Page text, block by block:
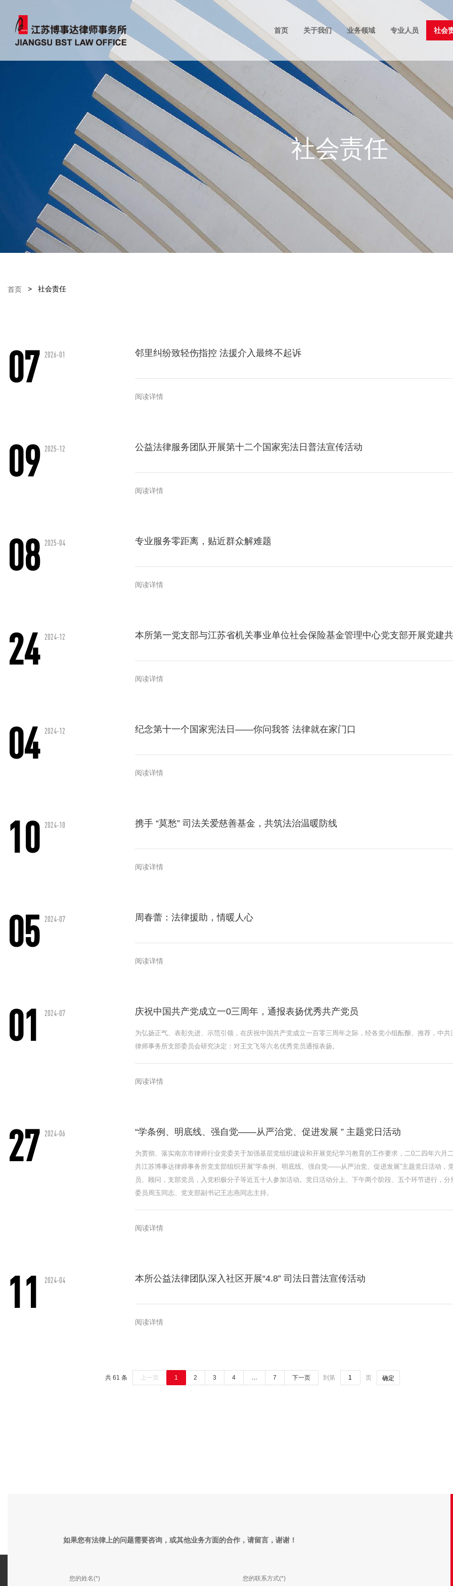
首页 关于我们 业务领域 专业人员 社会
社会责任
首页 > 社会责任
07 2026-01 邻里纠纷致轻伤指控 法援介入最终不起诉
阅读详情
09 2025-12 公益法律服务团队开展第十二个国家宪法日普法宣传活动
阅读详情
08 2025-04 专业服务零距离，贴近群众解难题
阅读详情
24 2024-12 本所第一党支部与江苏省机关事业单位社会保险基金管理中心党支部开展党建
阅读详情
04 2024-12 纪念第十一个国家宪法日——你问我答 法律就在家门口
阅读详情
10 2024-10 携手 “莫愁” 司法关爱慈善基金，共筑法治温暖防线
阅读详情
05 2024-07 周春蕾：法律援助，情暖人心
阅读详情
01 2024-07 庆祝中国共产党成立一0三周年，通报表扬优秀共产党员
为弘扬正气、表彰先进、示范引领，在庆祝中国共产党成立一百零三周年之际，经各党小组酝酿、推荐，中共
律师事务所支部委员会研究决定：对王文飞等六名优秀党员通报表扬。
阅读详情
27 2024-06 “学条例、明底线、强自觉——从严治党、促进发展 ” 主题党日活动
为贯彻、落实南京市律师行业党委关于加强基层党组织建设和开展党纪学习教育的工作要求，二0二四年六月
共江苏博事达律师事务所党支部组织开展“学条例、明底线、强自觉——从严治党、促进发展”主题党日活动，
员、顾问，支部党员，入党积极分子等近五十人参加活动。党日活动分上、下午两个阶段、五个环节进行，分
委员周玉同志、党支部副书记王志燕同志主持。
阅读详情
11 2024-04 本所公益法律团队深入社区开展“4.8” 司法日普法宣传活动
阅读详情
共 61 条 上一页 1 2 3 4 … 7 下一页 到第 页 确定
如果您有法律上的问题需要咨询，或其他业务方面的合作，请留言，谢谢！
江苏博事达（苏州）律师事务所
场17-601/602室
江苏博事达（泰州）律师事务所
数据大厦B座16层1601-1606室